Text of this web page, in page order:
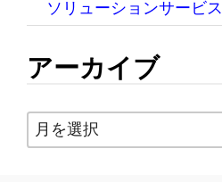
ソリューションサービス
アーカイブ
ア
ー